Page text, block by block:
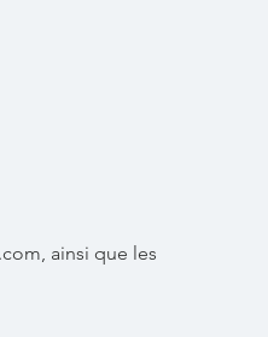
ainsi que les